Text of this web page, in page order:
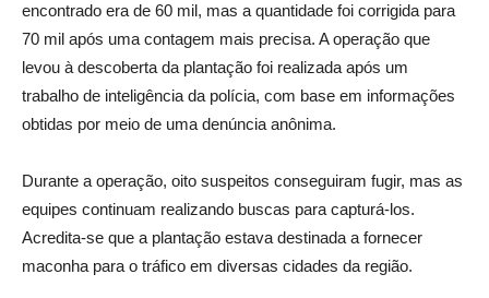
encontrado era de 60 mil, mas a quantidade foi corrigida para
70 mil após uma contagem mais precisa. A operação que
levou à descoberta da plantação foi realizada após um
trabalho de inteligência da polícia, com base em informações
obtidas por meio de uma denúncia anônima.
Durante a operação, oito suspeitos conseguiram fugir, mas as
equipes continuam realizando buscas para capturá-los.
Acredita-se que a plantação estava destinada a fornecer
maconha para o tráfico em diversas cidades da região.